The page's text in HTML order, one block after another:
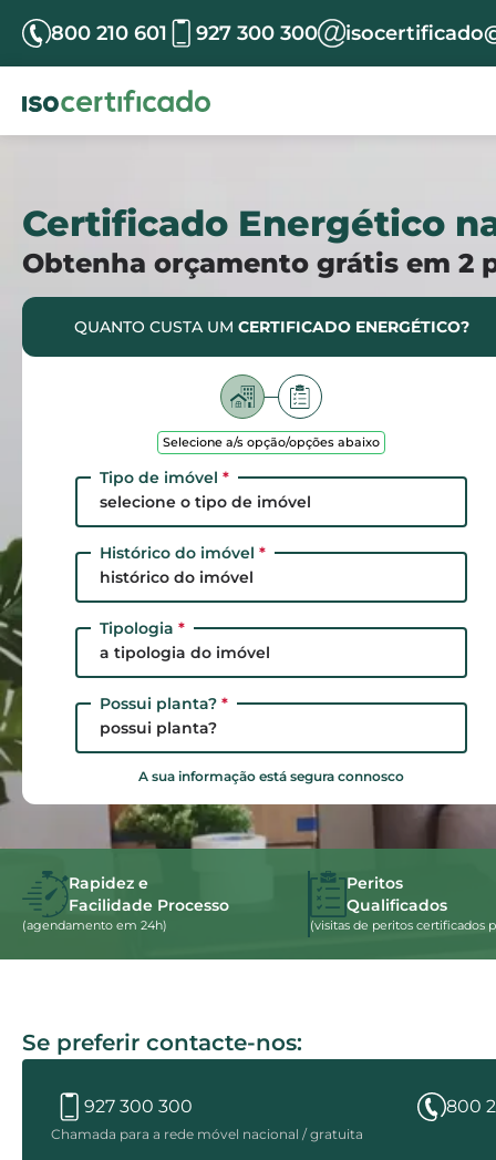
800 210 601 927 300 300
Certificado Energético
Obtenha orçamento grátis em 2
QUANTO CUSTA UM CERTIFICADO ENERGÉTICO?
Selecione a/s opção/opções abaixo
Tipo de imóvel *
selecione o tipo de imóvel
Histórico do imóvel *
histórico do imóvel
Tipologia *
a tipologia do imóvel
Possui planta? *
possui planta?
A sua informação está segura connosco
Rapidez e
Facilidade Processo
(agendamento em 24h)
Peritos
Qualificados
(visitas de peritos certificados
Se preferir contacte-nos:
927 300 300 800
Chamada para a rede móvel nacional / gratuita